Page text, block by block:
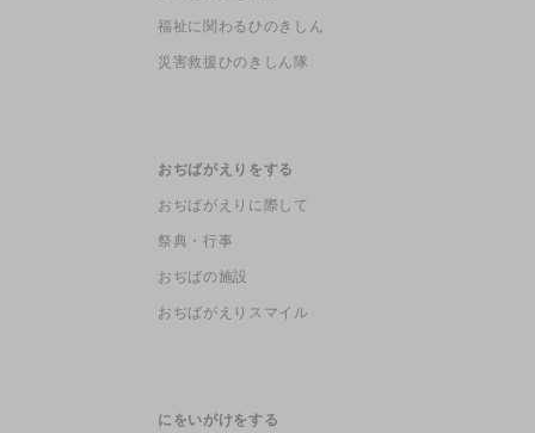
福祉に関わるひのきしん
災害救援ひのきしん隊
おぢばがえりをする
おぢばがえりに際して
祭典・行事
おぢばの施設
おぢばがえりスマイル
にをいがけをする